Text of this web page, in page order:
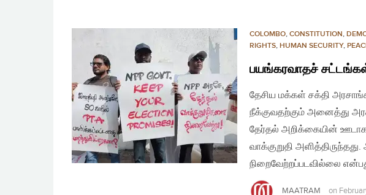
COLOMBO, CONSTITUTION,
RIGHTS, HUMAN SECURITY,
பயங்கரவாதச்
தேசிய மக்கள் சக்தி
நீக்குவதற்கும் அனைத்து
தேர்தல் அறிக்கையின் ஊடாக
வாக்குறுதி
நிறைவேற்றப்படவில்லை
MAATRAM on